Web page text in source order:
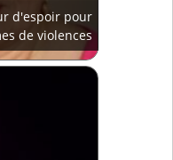
d'espoir pour
de violences